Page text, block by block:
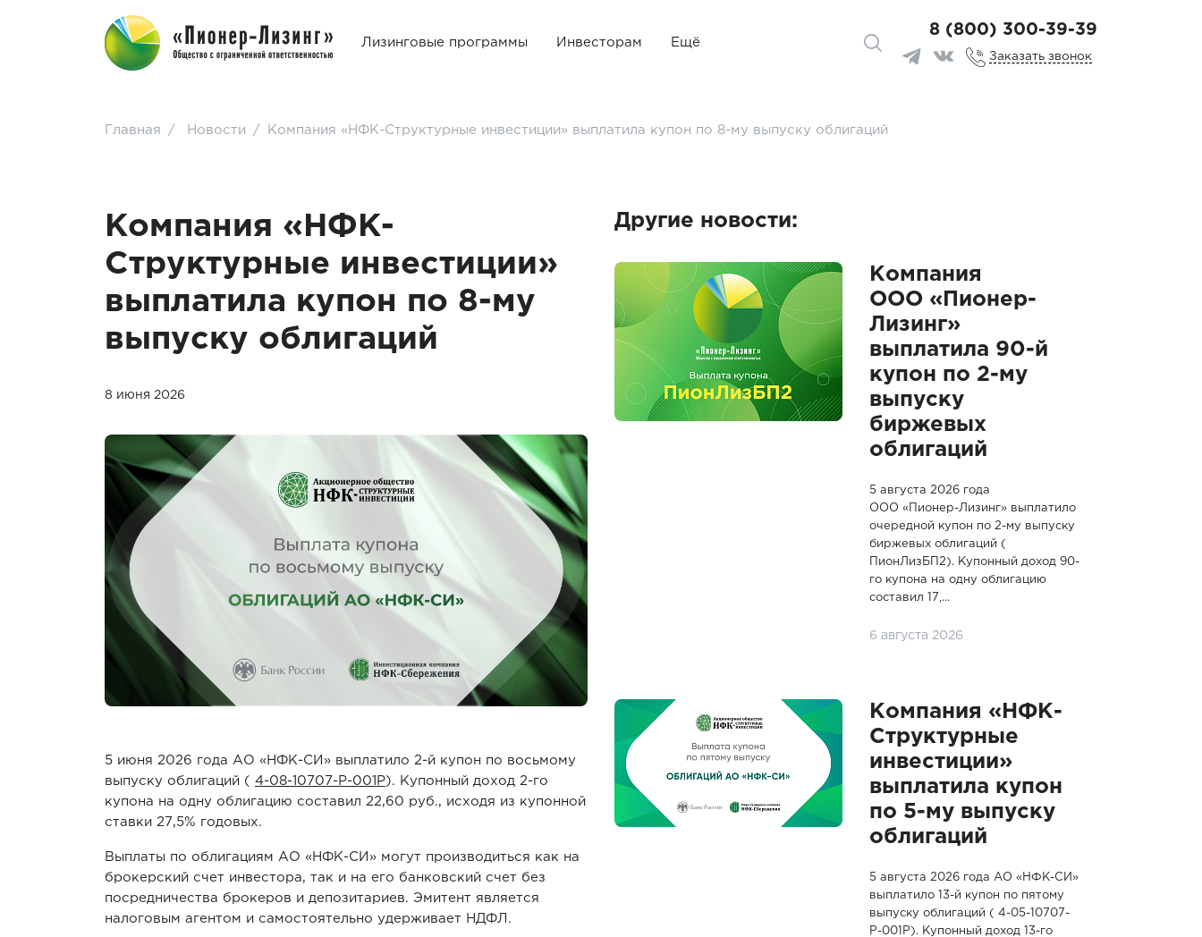
Лизинговые программы Инвесторам Ещё
8 (800) 300-39-39
Заказать звонок
Главная / Новости / Компания «НФК-Структурные инвестиции» выплатила купон по 8-му выпуску облигаций
Компания «НФК-
Структурные инвестиции»
выплатила купон по 8-му
выпуску облигаций
8 июня 2026
5 июня 2026 года АО «НФК-СИ» выплатило 2-й купон по восьмому
выпуску облигаций ( 4-08-10707-P-001P). Купонный доход 2-го
купона на одну облигацию составил 22,60 руб., исходя из купонной
ставки 27,5% годовых.
Выплаты по облигациям АО «НФК-СИ» могут производиться как на
брокерский счет инвестора, так и на его банковский счет без
посредничества брокеров и депозитариев. Эмитент является
налоговым агентом и самостоятельно удерживает НДФЛ.
Другие новости:
Компания
ООО «Пионер-
Лизинг»
выплатила 90-й
купон по 2-му
выпуску
биржевых
облигаций
5 августа 2026 года
ООО «Пионер-Лизинг» выплатило
очередной купон по 2-му выпуску
биржевых облигаций (
ПионЛизБП2). Купонный доход 90-
го купона на одну облигацию
составил 17,...
6 августа 2026
Компания «НФК-
Структурные
инвестиции»
выплатила купон
по 5-му выпуску
облигаций
5 августа 2026 года АО «НФК-СИ»
выплатило 13-й купон по пятому
выпуску облигаций ( 4-05-10707-
P-001P). Купонный доход 13-го